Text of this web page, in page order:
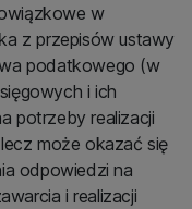
w
z przepisów ustawy
podatkowego (w
i ich
potrzeby realizacji
może okazać się
odpowiedzi na
i realizacji